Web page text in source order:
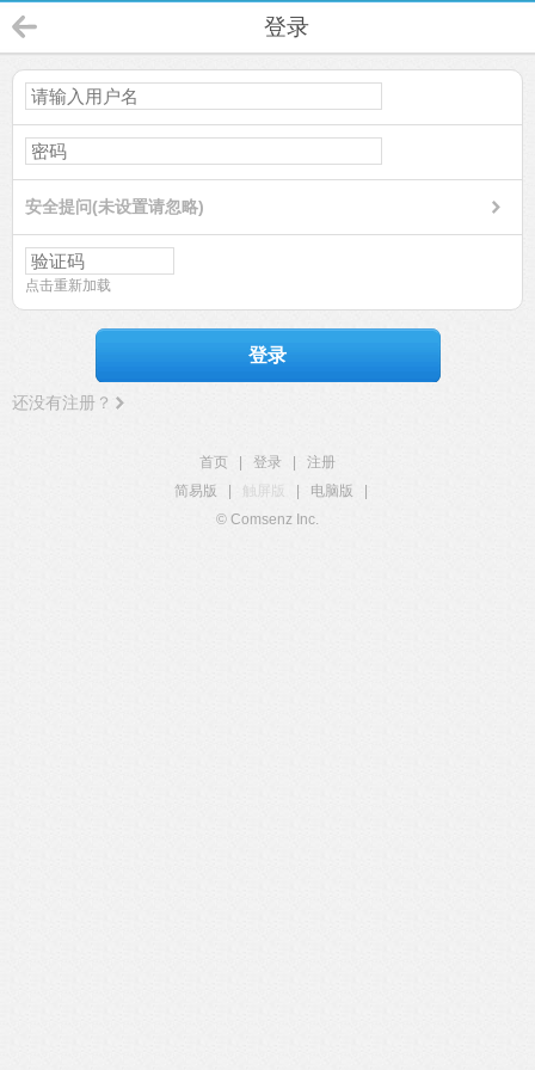
登录
安全提问(未设置请忽略)
点击重新加载
登录
还没有注册？
首页 登录
注册
简易版
触屏版 电脑版
© Comsenz Inc.